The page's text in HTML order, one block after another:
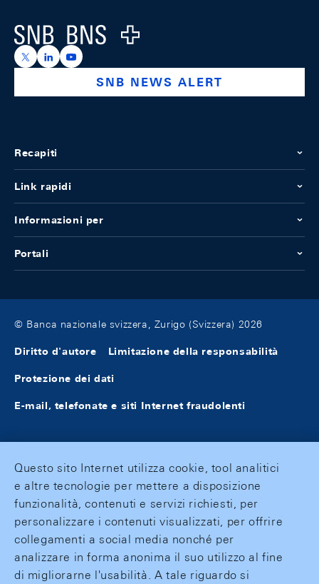
Logo
https://x.com/snb_bns
https://ch.linkedin.com/company/swiss-national-
https://www.youtube.com/@swissnationalbank
SNB NEWS ALERT
Recapiti
Link rapidi
Informazioni per
Portali
© Banca nazionale svizzera, Zurigo (Svizzera) 2026
Diritto d'autore Limitazione della responsabilità
Protezione dei dati
E-mail, telefonate e siti Internet fraudolenti
Questo sito Internet utilizza cookie, tool analitici
e altre tecnologie per mettere a disposizione
funzionalità, contenuti e servizi richiesti, per
personalizzare i contenuti visualizzati, per offrire
collegamenti a social media nonché per
analizzare in forma anonima il suo utilizzo al fine
di migliorarne l'usabilità. A tale riguardo si